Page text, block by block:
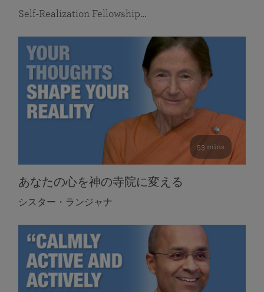
53 mins
あなたの心を神の寺院に変える
シスター・ランジャナ
Self-Realization Fellowship…